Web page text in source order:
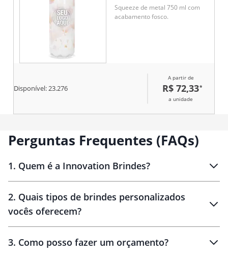
Squeeze de metal 750 ml com
acabamento fosco.
Disponível:23.276
A partir de
R$ 72,33*
a unidade
Perguntas Frequentes (FAQs)
1. Quem é a Innovation Brindes?
Brindes personalizados
2. Quais tipos de brindes personalizados
vocês oferecem?
3. Como posso fazer um orçamento?